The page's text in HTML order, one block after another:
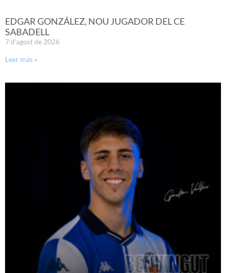
EDGAR GONZÁLEZ, NOU JUGADOR DEL CE
SABADELL
7 d'agost de 2026
Leer más »